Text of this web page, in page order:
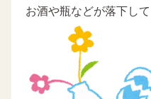
お酒や瓶などが落下して